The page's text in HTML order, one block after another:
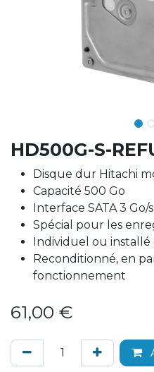
HD500G-S-
Disque dur Hitachi
Capacité 500 Go
Interface SATA 3 Go/s
Spécial pour les
Individuel ou installé
Reconditionné, en
fonctionnement
61,00 €